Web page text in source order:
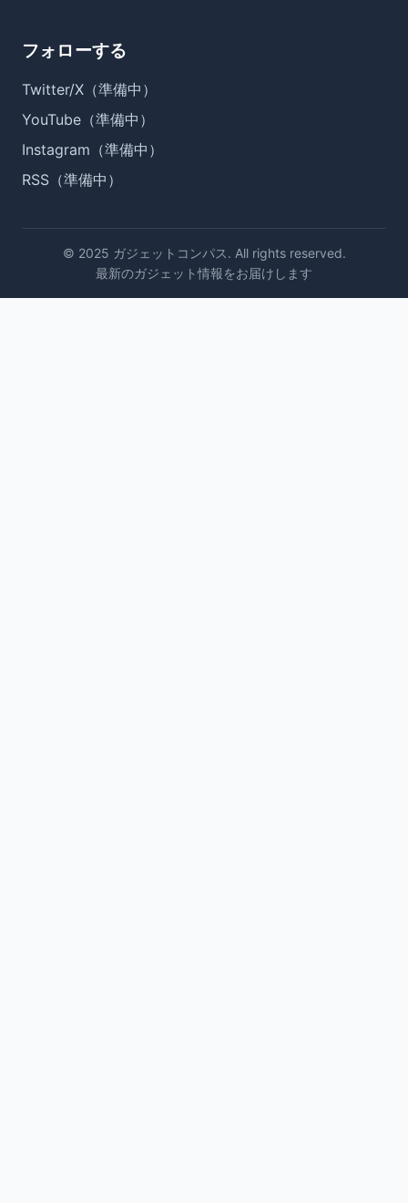
フォローする
Twitter/X（準備中）
YouTube（準備中）
Instagram（準備中）
RSS（準備中）
© 2025 ガジェットコンパス. All rights reserved.
最新のガジェット情報をお届けします